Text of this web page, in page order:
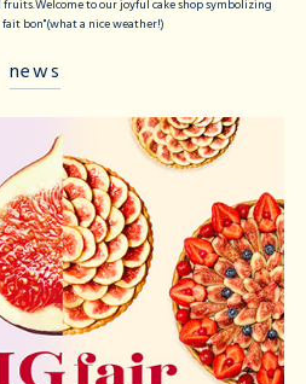
to our joyful cake shop symbolizing
bon"(what a nice weather!)
news